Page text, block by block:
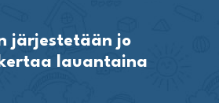
järjestetään jo
lauantaina